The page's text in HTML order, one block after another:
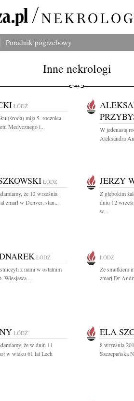
Poradnik pogrzebowy
Inne nekrologi
ŁÓDŹ
(środa) mija 5. rocznica
Medycznego i...
W jedenastą
Aleksandra
ŁÓDŹ
że 12 września
zmarł w Denver, stan...
JERZY
Z głębokim
dniu 12
w...
ŁÓDŹ
z nami w ostatnim
Wiesława...
ŁÓDŹ
Ze smutkiem
zmarł Dr
ŁÓDŹ
że w dniu 11
w wieku 61 lat Lech
ELA
8 września
Szczepańska